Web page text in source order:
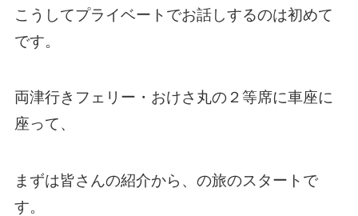
こうしてプライベートでお話しするのは初めて
です。
両津行きフェリー・おけさ丸の２等席に車座に
座って、
まずは皆さんの紹介から、の旅のスタートで
す。